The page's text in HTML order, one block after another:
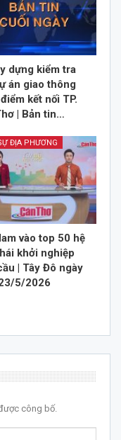
dựng kiểm tra
án giao thông
kết nối TP.
| Bản tin…
ĐỊA PHƯƠNG
vào top 50 hệ
khởi nghiệp
| Tây Đô ngày
5/2026
công bố.